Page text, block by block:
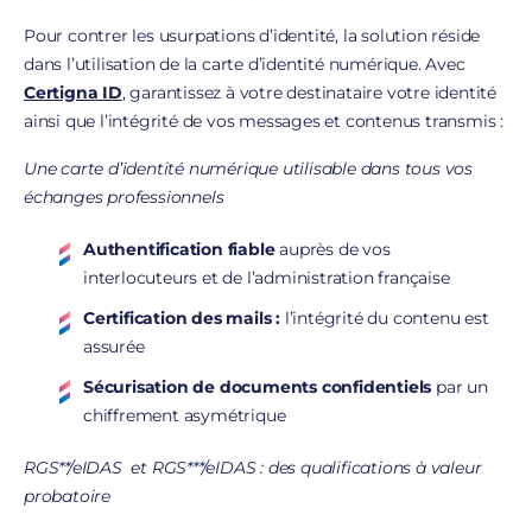
Pour contrer les usurpations d’identité, la solution réside
dans l’utilisation de la carte d’identité numérique. Avec
Certigna ID, garantissez à votre destinataire votre identité
ainsi que l’intégrité de vos messages et contenus transmis :
Une carte d’identité numérique utilisable dans tous vos
échanges professionnels
Authentification fiableauprès de vos
interlocuteurs et de l’administration française
Certification des mails : l’intégrité du contenu est
assurée
Sécurisation de documents confidentiels par un
chiffrement asymétrique
RGS**/eIDAS et RGS***/eIDAS : des qualifications à valeur
probatoire